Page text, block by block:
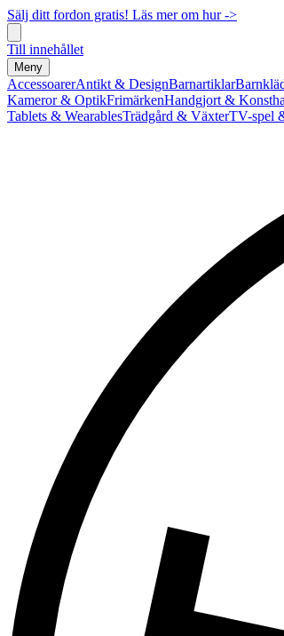
Sälj ditt fordon gratis! Läs mer om hur ->
Till innehållet
Meny
AccessoarerAntikt & DesignBarnartiklar
Kameror & OptikFrimärkenHandgjort &
Tablets & WearablesTrädgård & VäxterTV-spel